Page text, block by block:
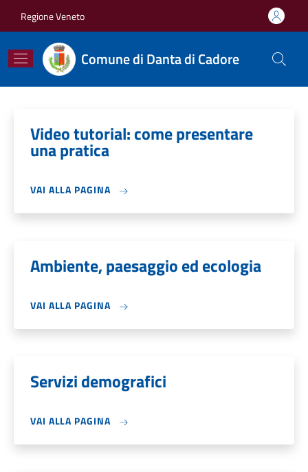
Regione Veneto
Comune di Danta di Cadore
Video tutorial: come presentare
una pratica
VAI ALLA PAGINA
Ambiente, paesaggio ed ecologia
VAI ALLA PAGINA
Servizi demografici
VAI ALLA PAGINA